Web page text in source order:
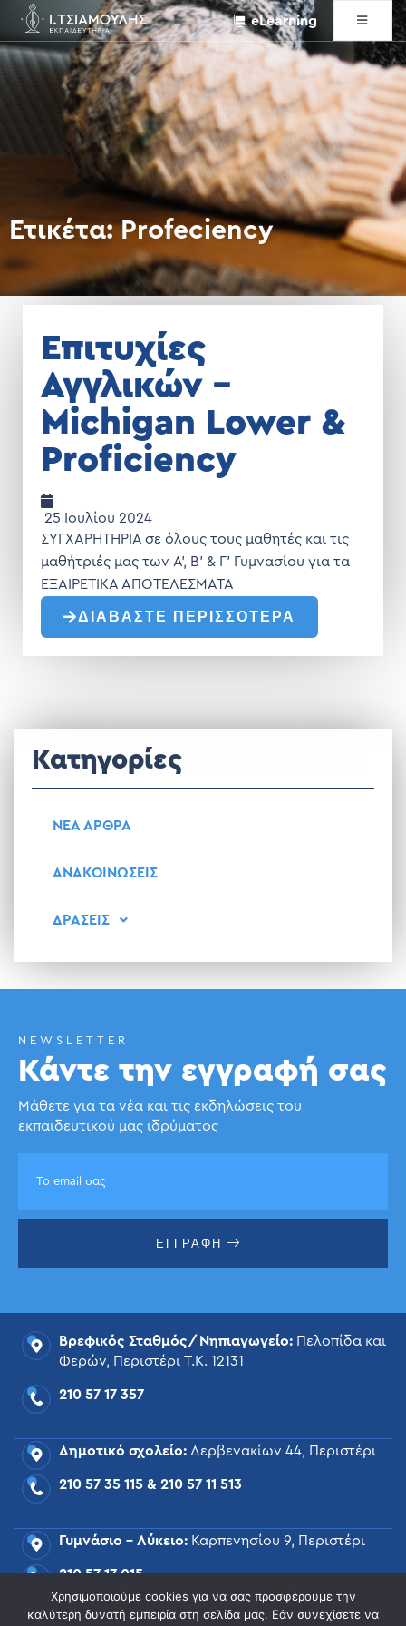
eLearning
Ετικέτα:Profeciency
Επιτυχίες
Αγγλικών –
Michigan Lower &
Proficiency
25 Ιουλίου 2024
ΣΥΓΧΑΡΗΤΗΡΙΑ σε όλους τους μαθητές και τις
μαθήτριές μας των Α', Β' & Γ' Γυμνασίου για τα
ΕΞΑΙΡΕΤΙΚΑ ΑΠΟΤΕΛΕΣΜΑΤΑ
ΔΙΑΒΑΣΤΕ ΠΕΡΙΣΣΟΤΕΡΑ
Κατηγορίες
ΝΕΑ ΑΡΘΡΑ
ΑΝΑΚΟΙΝΩΣΕΙΣ
ΔΡΑΣΕΙΣ
NEWSLETTER
Κάντε την εγγραφή σας
Μάθετε για τα νέα και τις εκδηλώσεις του
εκπαιδευτικού μας ιδρύματος
ΕΓΓΡΑΦΗ
Βρεφικός Σταθμός/Νηπιαγωγείο: Πελοπίδα και
Φερών, Περιστέρι Τ.Κ. 12131
210 57 17 357
Δημοτικό σχολείο: Δερβενακίων 44, Περιστέρι
210 57 35 115 &210 57 11 513
Γυμνάσιο – Λύκειο: Καρπενησίου 9, Περιστέρι
210 57 17 015
Χρησιμοποιούμε cookies για να σας προσφέρουμε την
καλύτερη δυνατή εμπειρία στη σελίδα μας. Εάν συνεχίσετε να